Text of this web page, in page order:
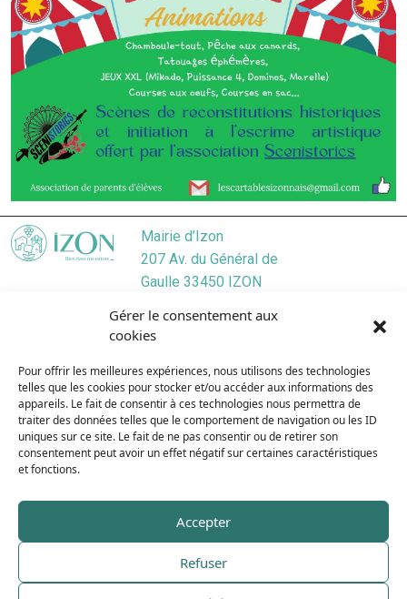
Gérer le consentement aux
cookies
Pour offrir les meilleures expériences, nous utilisons des technologies
telles que les cookies pour stocker et/ou accéder aux informations des
appareils. Le fait de consentir à ces technologies nous permettra de
traiter des données telles que le comportement de navigation ou les ID
uniques sur ce site. Le fait de ne pas consentir ou de retirer son
consentement peut avoir un effet négatif sur certaines caractéristiques
et fonctions.
Accepter
Refuser
Mairie d’Izon
207 Av. du Général de
Gaulle 33450 IZON
05 57 55 45 46
Lundi/ 9:00–12:30, 13:30–17:30
Mardi/ 9:00–12:3O, 13:3O–19:00
Mercredi/ 9:00–12:30, 13:30–17:30
Jeudi/ 9:00–12:30, 13:30–17:30
Vendredi/ 9:00–12:30, 13:30–17:30
Dimanche
Plan du site